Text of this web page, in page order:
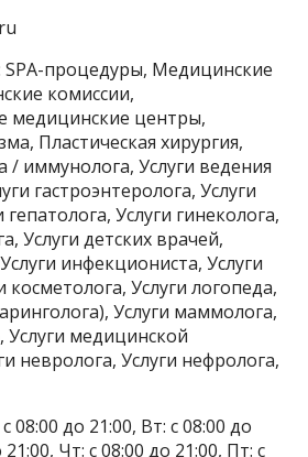
SPA-процедуры, Медицинские
комиссии,
медицинские центры,
Пластическая хирургия,
/ иммунолога, Услуги ведения
гастроэнтеролога, Услуги
гепатолога, Услуги гинеколога,
Услуги детских врачей,
инфекциониста, Услуги
косметолога, Услуги логопеда,
Услуги маммолога,
Услуги медицинской
невролога, Услуги нефролога,
08:00 до 21:00, Вт: с 08:00 до
Чт: с 08:00 до 21:00, Пт: с